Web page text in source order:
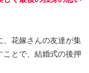
、花嫁さんの友達が集
ことで、結婚式の後押